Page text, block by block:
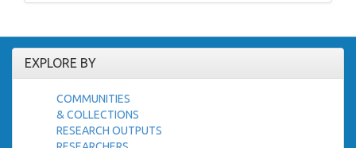
EXPLORE BY
COMMUNITIES
& COLLECTIONS
RESEARCH OUTPUTS